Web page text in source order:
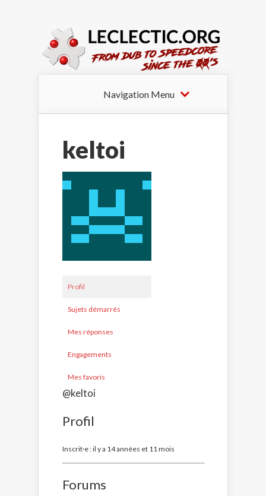
Navigation Menu
keltoi
Profil
Sujets démarrés
Mes réponses
Engagements
Mes favoris
@keltoi
Profil
Inscrit·e : il y a 14 années et 11 mois
Forums